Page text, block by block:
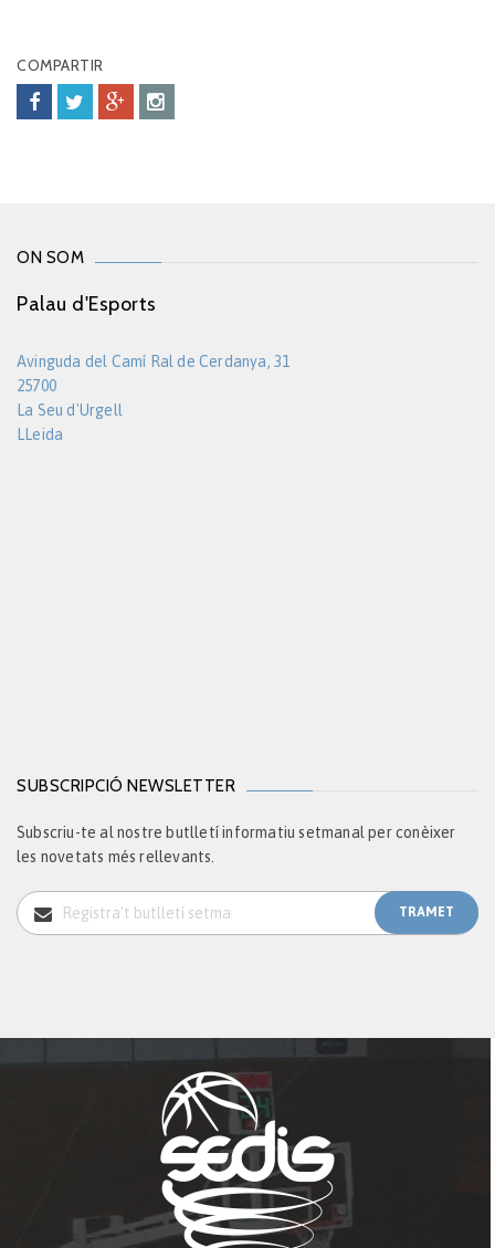
COMPARTIR
ON SOM
Palau d'Esports
Avinguda del Camí Ral de Cerdanya, 31
25700
La Seu d'Urgell
LLeida
SUBSCRIPCIÓ NEWSLETTER
Subscriu-te al nostre butlletí informatiu setmanal per conèixer
les novetats més rellevants.